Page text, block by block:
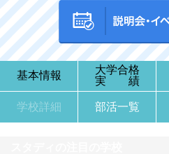
基本情報
大学合格
実 績
学校詳細 部活一覧